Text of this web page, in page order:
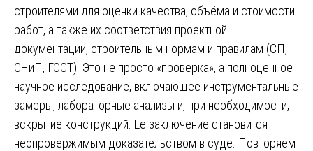
строителями для оценки качества, объёма и стоимости
работ, а также их соответствия проектной
документации, строительным нормам и правилам (СП,
СНиП, ГОСТ). Это не просто «проверка», а полноценное
научное исследование, включающее инструментальные
замеры, лабораторные анализы и, при необходимости,
вскрытие конструкций. Её заключение становится
неопровержимым доказательством в суде. Повторяем